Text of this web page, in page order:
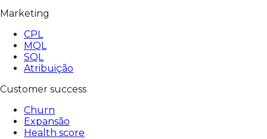
Marketing
CPL
MQL
SQL
Atribuição
Customer success
Churn
Expansão
Health score